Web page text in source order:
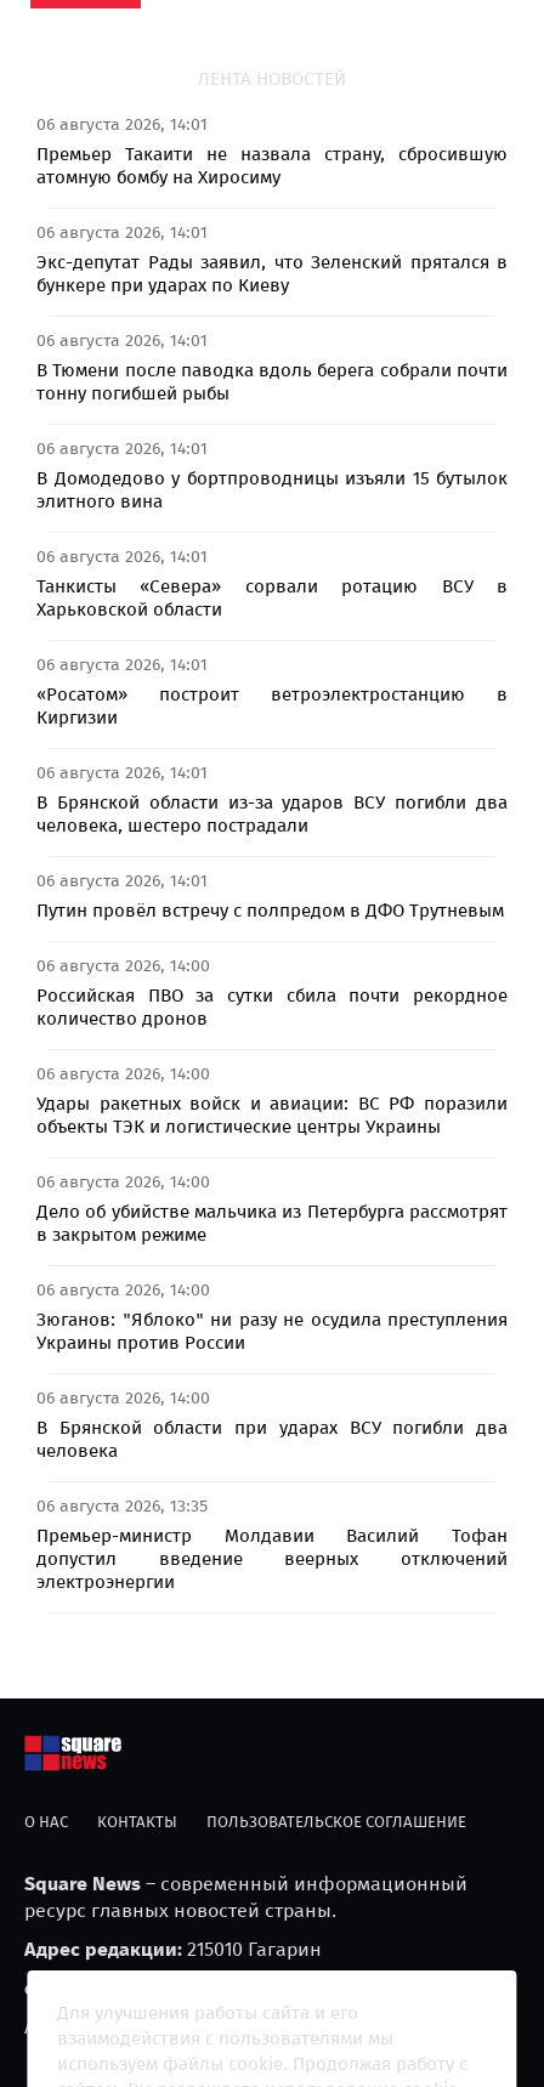
ЛЕНТА НОВОСТЕЙ
06 августа 2026, 14:01
Премьер Такаити не назвала страну, сбросившую
атомную бомбу на Хиросиму
06 августа 2026, 14:01
Экс-депутат Рады заявил, что Зеленский прятался в
бункере при ударах по Киеву
06 августа 2026, 14:01
В Тюмени после паводка вдоль берега собрали почти
тонну погибшей рыбы
06 августа 2026, 14:01
В Домодедово у бортпроводницы изъяли 15 бутылок
элитного вина
06 августа 2026, 14:01
Танкисты «Севера» сорвали ротацию ВСУ в
Харьковской области
06 августа 2026, 14:01
«Росатом» построит ветроэлектростанцию в
Киргизии
06 августа 2026, 14:01
В Брянской области из-за ударов ВСУ погибли два
человека, шестеро пострадали
06 августа 2026, 14:01
Путин провёл встречу с полпредом в ДФО Трутневым
06 августа 2026, 14:00
Российская ПВО за сутки сбила почти рекордное
количество дронов
06 августа 2026, 14:00
Удары ракетных войск и авиации: ВС РФ поразили
объекты ТЭК и логистические центры Украины
06 августа 2026, 14:00
Дело об убийстве мальчика из Петербурга рассмотрят
в закрытом режиме
06 августа 2026, 14:00
Зюганов: "Яблоко" ни разу не осудила преступления
Украины против России
06 августа 2026, 14:00
В Брянской области при ударах ВСУ погибли два
человека
06 августа 2026, 13:35
Премьер-министр Молдавии Василий Тофан
допустил введение веерных отключений
электроэнергии
О НАС КОНТАКТЫ ПОЛЬЗОВАТЕЛЬСКОЕ СОГЛАШЕНИЕ
Square News – современный информационный
ресурс главных новостей страны.
Адрес редакции: 215010 Гагарин
e-mail:
Агрегатор новостей «Square news» (18+)
Для улучшения работы сайта и его
взаимодействия с пользователями мы
используем файлы cookie. Продолжая работу с